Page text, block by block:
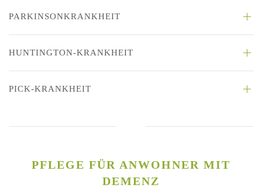
PARKINSONKRANKHEIT
HUNTINGTON-KRANKHEIT
PICK-KRANKHEIT
PFLEGE FÜR ANWOHNER MIT
DEMENZ